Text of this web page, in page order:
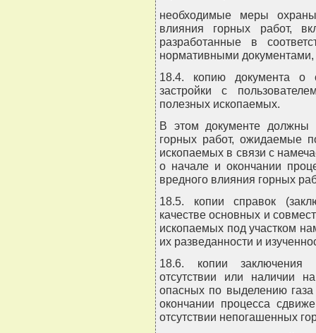
необходимые меры охраны
влияния горных работ,
разработанные в
нормативными
18.4. копию документа о
застройки с
полезных ископаемых.
В этом документе должны
горных работ, ожидаемые
ископаемых в связи с
о начале и окончании
вредного влияния горных
18.5. копии справок
качестве основных и
ископаемых под участком
их разведанности и
18.6. копии заключения
отсутствии или наличии
опасных по выделению
окончании процесса
отсутствии непогашенных